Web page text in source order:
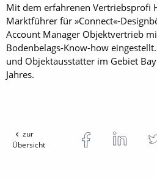
Mit dem erfahrenen Vertriebsprofi
Marktführer für »Connect«-
Account Manager Objektvertrieb
Bodenbelags-Know-how
und Objektausstatter im Gebiet
Jahres.
zur
Übersicht